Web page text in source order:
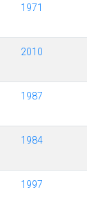
1971
2010
1987
1984
1997